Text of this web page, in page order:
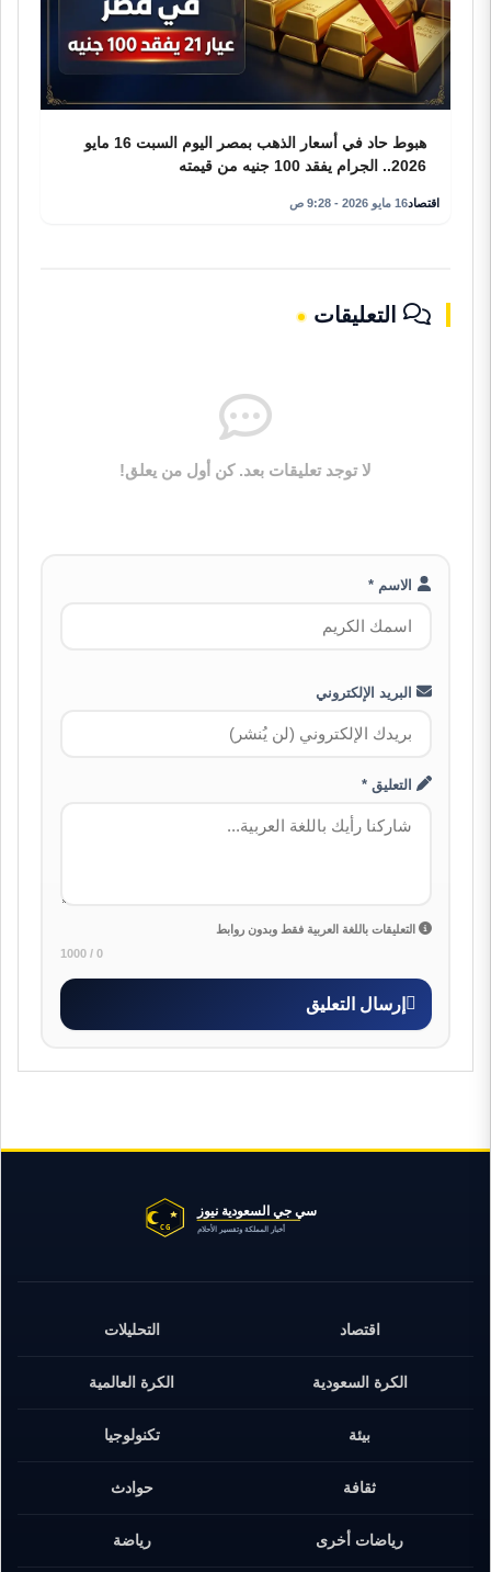
هبوط حاد في أسعار الذهب بمصر اليوم السبت 16 مايو
2026.. الجرام يفقد 100 جنيه من قيمته
اقتصاد16 مايو 2026 - 9:28 ص
التعليقات
لا توجد تعليقات بعد. كن أول من يعلق!
الاسم *
البريد الإلكتروني
التعليق *
التعليقات باللغة العربية فقط وبدون روابط
0 / 1000
إرسال التعليق
اقتصاد التحليلات
الكرة السعودية الكرة العالمية
بيئة تكنولوجيا
ثقافة حوادث
رياضات أخرى رياضة